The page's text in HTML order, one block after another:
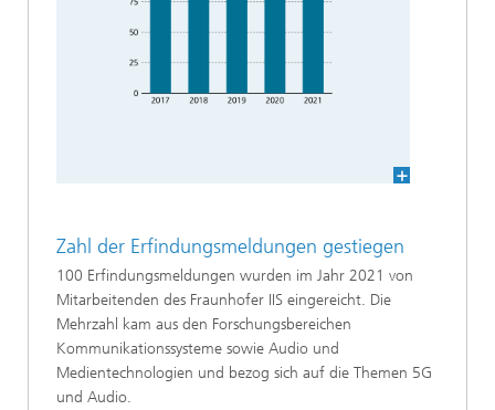
Zahl der Erfindungsmeldungen gestiegen
100 Erfindungsmeldungen wurden im Jahr 2021 von
Mitarbeitenden des Fraunhofer IIS eingereicht. Die
Mehrzahl kam aus den Forschungsbereichen
Kommunikationssysteme sowie Audio und
Medientechnologien und bezog sich auf die Themen 5G
und Audio.